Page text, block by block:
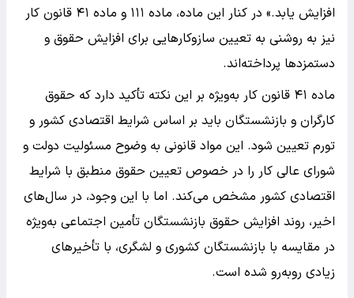
افزایش یابد.» در کنار این ماده، ماده ۱۱۱ و ماده ۴۱ قانون کار
نیز به روشنی به تعیین سازوکارهایی برای افزایش حقوق و
دستمزدها پرداخته‌اند.
ماده ۴۱ قانون کار به‌ویژه بر این نکته تأکید دارد که حقوق
کارگران و بازنشستگان باید بر اساس شرایط اقتصادی کشور و
تورم تعیین شود. این مواد قانونی به وضوح مسئولیت دولت و
شورای عالی کار را در خصوص تعیین حقوق منطبق با شرایط
اقتصادی کشور مشخص می‌کند. اما با این وجود، در سال‌های
اخیر، روند افزایش حقوق بازنشستگان تأمین اجتماعی به‌ویژه
در مقایسه با بازنشستگان کشوری و لشگری، با تأخیرهای
زیادی روبه‌رو شده است.